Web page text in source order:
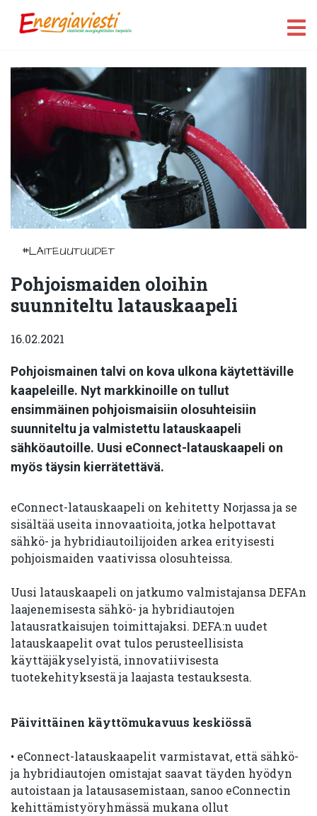
#LAITEUUTUUDET
Pohjoismaiden oloihin
suunniteltu latauskaapeli
16.02.2021
Pohjoismainen talvi on kova ulkona käytettäville
kaapeleille. Nyt markkinoille on tullut
ensimmäinen pohjoismaisiin olosuhteisiin
suunniteltu ja valmistettu latauskaapeli
sähköautoille. Uusi eConnect-latauskaapeli on
myös täysin kierrätettävä.
eConnect-latauskaapeli on kehitetty Norjassa ja se
sisältää useita innovaatioita, jotka helpottavat
sähkö- ja hybridiautoilijoiden arkea erityisesti
pohjoismaiden vaativissa olosuhteissa.
Uusi latauskaapeli on jatkumo valmistajansa DEFAn
laajenemisesta sähkö- ja hybridiautojen
latausratkaisujen toimittajaksi. DEFA:n uudet
latauskaapelit ovat tulos perusteellisista
käyttäjäkyselyistä, innovatiivisesta
tuotekehityksestä ja laajasta testauksesta.
Päivittäinen käyttömukavuus keskiössä
• eConnect-latauskaapelit varmistavat, että sähkö-
ja hybridiautojen omistajat saavat täyden hyödyn
autoistaan ja latausasemistaan, sanoo eConnectin
kehittämistyöryhmässä mukana ollut